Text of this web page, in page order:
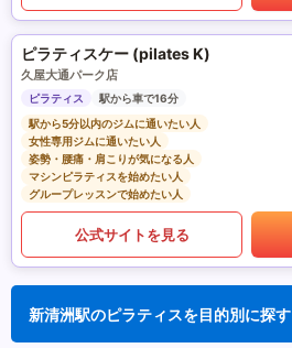
ピラティスケー (pilates K)
久屋大通パーク店
ピラティス
駅から車で16分
駅から5分以内のジムに通いたい人
女性専用ジムに通いたい人
姿勢・腰痛・肩こりが気になる人
マシンピラティスを始めたい人
グループレッスンで始めたい人
公式サイトを見る
新清洲駅のピラティスを目的別に探す